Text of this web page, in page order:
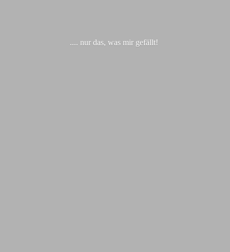
.... nur das, was mir gefällt!